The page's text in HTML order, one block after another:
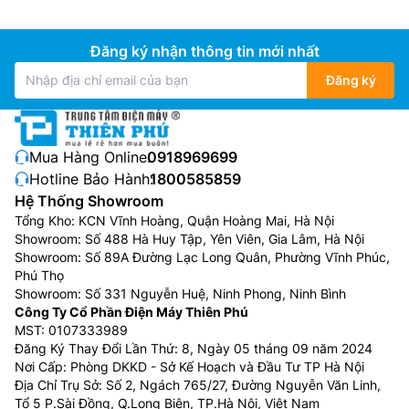
Đăng ký nhận thông tin mới nhất
Đăng ký
Mua Hàng Online:0918969699
Hotline Bảo Hành:1800585859
Hệ Thống Showroom
Tổng Kho: KCN Vĩnh Hoàng, Quận Hoàng Mai, Hà Nội
Showroom: Số 488 Hà Huy Tập, Yên Viên, Gia Lâm, Hà Nội
Showroom: Số 89A Đường Lạc Long Quân, Phường Vĩnh Phúc,
Phú Thọ
Showroom: Số 331 Nguyễn Huệ, Ninh Phong, Ninh Bình
Công Ty Cổ Phần Điện Máy Thiên Phú
MST: 0107333989
Đăng Ký Thay Đổi Lần Thứ: 8, Ngày 05 tháng 09 năm 2024
Nơi Cấp: Phòng DKKD - Sở Kế Hoạch và Đầu Tư TP Hà Nội
Địa Chỉ Trụ Sở: Số 2, Ngách 765/27, Đường Nguyễn Văn Linh,
Tổ 5 P.Sài Đồng, Q.Long Biên, TP.Hà Nội, Việt Nam